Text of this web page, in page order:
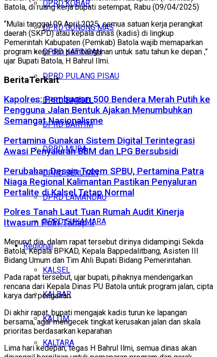
DPRD KOBAR
DPRD GUNUNG MAS
DPRD KATINGAN
DPRD PULANG PISAU
DPRD BARSEL
DPRD BARTIM
DPRD MURA
DPRD SERUYAN
DPRD LAMANDAU
DPRD SUKAMARA
Regional
KALSEL
KALBAR
KALTIM
KALTARA
Batola, di ruang kerja bupati setempat, Rabu (09/04/2025)
“Mulai tanggal 09 April 2025, semua satuan kerja perangkat
daerah (SKPD) atau kepala dinas (kadis) di lingkup
Pemerintah Kabupaten (Pemkab) Batola wajib memaparkan
program kerja dan pembangunan untuk satu tahun ke depan ,”
ujar Bupati Batola, H Bahrul Ilmi.
BeritaTerkait
Kapolres: Pembagian 500 Bendera Merah Putih ke
Pengguna Jalan Bentuk Ajakan Menumbuhkan
Semangat Nasionalisme
Pertamina Gunakan Sistem Digital Terintegrasi
Awasi Penyaluran BBM dan LPG Bersubsidi
Perubahan Desain Totem SPBU, Pertamina Patra
Niaga Regional Kalimantan Pastikan Penyaluran
Pertalite di Kalsel Tetap Normal
Polres Tanah Laut Tuan Rumah Audit Kinerja
Itwasum Polri Tahap II
Menurut dia, dalam rapat tersebut dirinya didampingi Sekda
Batola, Kepala BPKAD, Kepala Bappedalitbang, Asisten III
Bidang Umum dan Tim Ahli Bupati Bidang Pemerintahan.
Pada rapat tersebut, ujar bupati, pihaknya mendengarkan
rencana dari Kepala Dinas PU Batola untuk program jalan, cipta
karya dan pengairan.
Di akhir rapat, bupati mengajak kadis turun ke lapangan
bersama, agar mengecek tingkat kerusakan jalan dan skala
prioritas berdasarkan keparahan
Lima hari kedepan, tegas H Bahrul Ilmi, semua dinas akan